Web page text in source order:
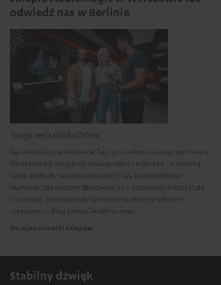
odwiedź nas w Berlinie
Twoja sesja odsłuchowa
Gęsia skórka gwarantowana! Zajrzyj do sklepu naszego partnera w
Warszawie lub przyjdź do naszego sklepu w Berlinie i przetestuj
nasze produkty na własnych uszach! Czy to kompaktowe
słuchawki, czy systemy dźwiękowe 5.1 – pracownicy sklepu służą
Ci pomocą i fachową radą. Umów się na wizytę w sklepie z
doradcami i odkryj dźwięk Teufel na żywo.
Do wyszukiwarki sklepów
Stabilny dźwięk